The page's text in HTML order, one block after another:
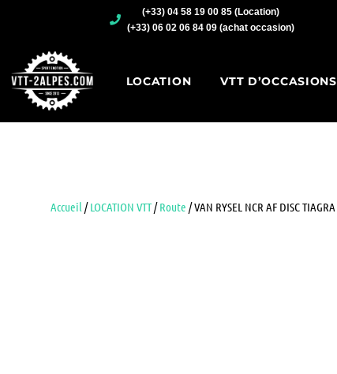
(+33) 04 58 19 00 85 (Location)
(+33) 06 02 06 84 09 (achat occasion)
LOCATION VTT D’OCCASIONS
Accueil /LOCATION VTT/Route / VAN RYSEL NCR AF DISC TIAGRA